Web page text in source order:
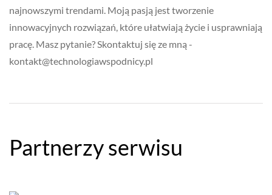
najnowszymi trendami. Moją pasją jest tworzenie
innowacyjnych rozwiązań, które ułatwiają życie i usprawniają
pracę. Masz pytanie? Skontaktuj się ze mną -
kontakt@technologiawspodnicy.pl
Partnerzy serwisu